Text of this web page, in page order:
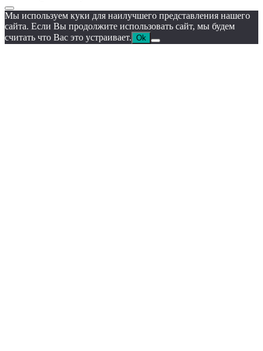
Мы используем куки для наилучшего представления нашего
сайта. Если Вы продолжите использовать сайт, мы будем
считать что Вас это устраивает. Ok